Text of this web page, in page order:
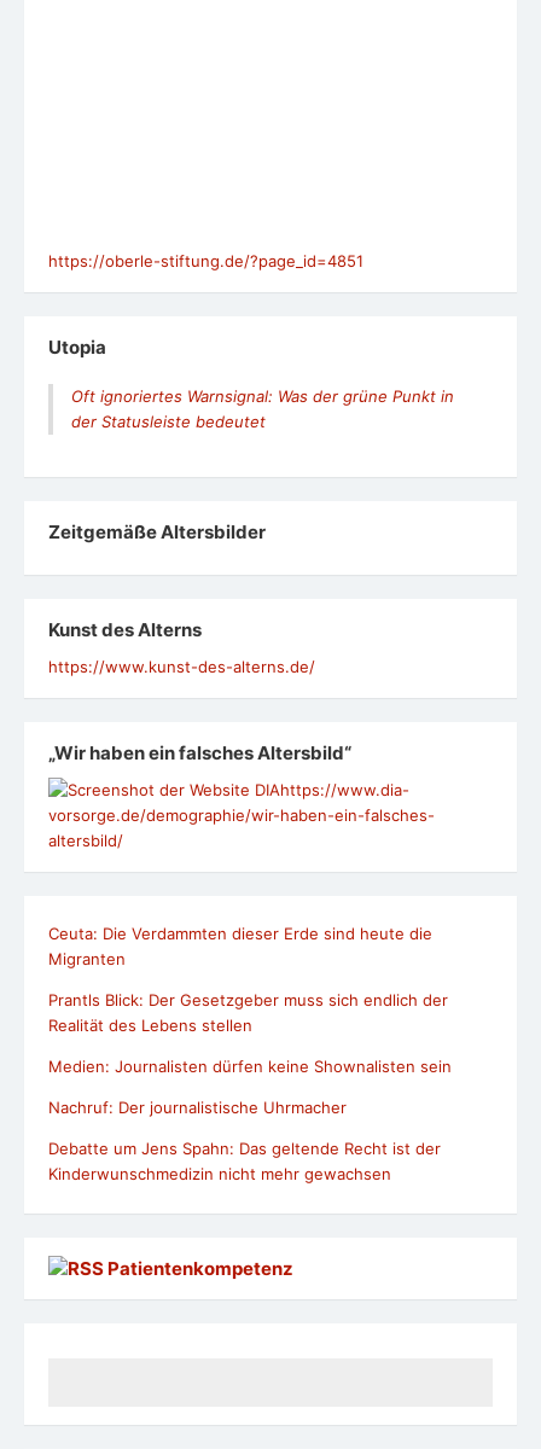
https://oberle-stiftung.de/?page_id=4851
Utopia
Oft ignoriertes Warnsignal: Was der grüne Punkt in
der Statusleiste bedeutet
Zeit­ge­mäße Alters­bil­der
Kunst des Alterns
https://www.kunst-des-alterns.de/
„Wir haben ein falsches Altersbild“
https://www.dia-
vorsorge.de/demographie/wir-haben-ein-falsches-
altersbild/
Ceuta: Die Verdammten dieser Erde sind heute die
Migranten
Prantls Blick: Der Gesetzgeber muss sich endlich der
Realität des Lebens stellen
Medien: Journalisten dürfen keine Shownalisten sein
Nachruf: Der journalistische Uhrmacher
Debatte um Jens Spahn: Das geltende Recht ist der
Kinderwunschmedizin nicht mehr gewachsen
Patientenkompetenz